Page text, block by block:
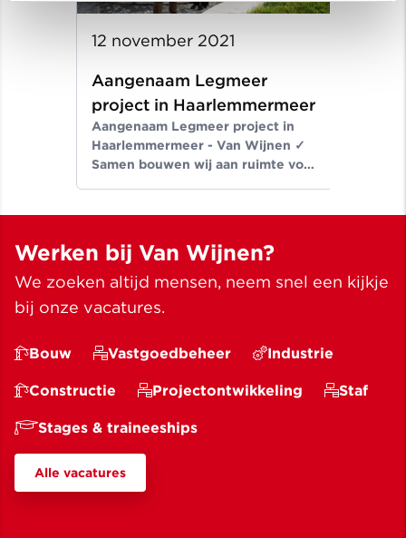
12 november 2021
Aangenaam Legmeer
project in Haarlemmermeer
Aangenaam Legmeer project in
Haarlemmermeer - Van Wijnen ✓
Samen bouwen wij aan ruimte voor
Werken bij Van Wijnen?
We zoeken altijd mensen, neem snel een kijkje
bij onze vacatures.
Bouw Vastgoedbeheer Industrie
Constructie Projectontwikkeling Staf
Stages & traineeships
Alle vacatures